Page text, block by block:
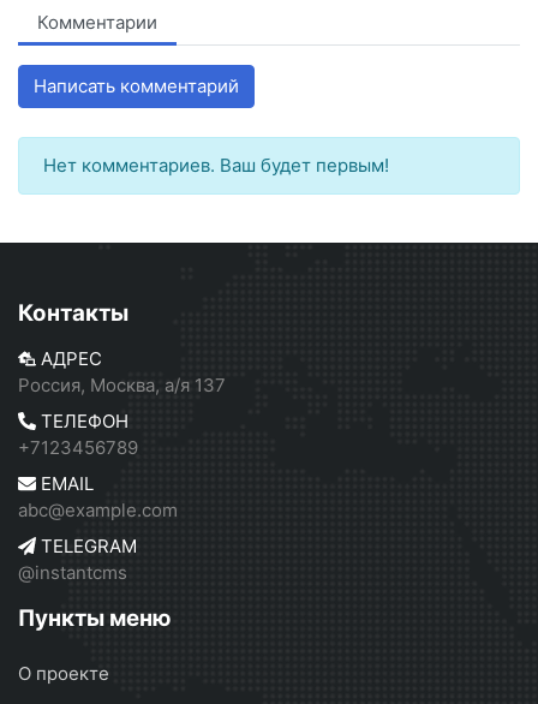
Комментарии
Написать комментарий
Нет комментариев. Ваш будет первым!
Контакты
АДРЕС
Россия, Москва, а/я 137
ТЕЛЕФОН
+7123456789
EMAIL
abc@example.com
TELEGRAM
@instantcms
Пункты меню
О проекте